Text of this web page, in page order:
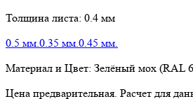
Толщина листа: 0.4 мм
0.5 мм. 0.35 мм. 0.45 мм.
Материал и Цвет: Зелёный мох (RAL
Цена предварительная. Расчет для